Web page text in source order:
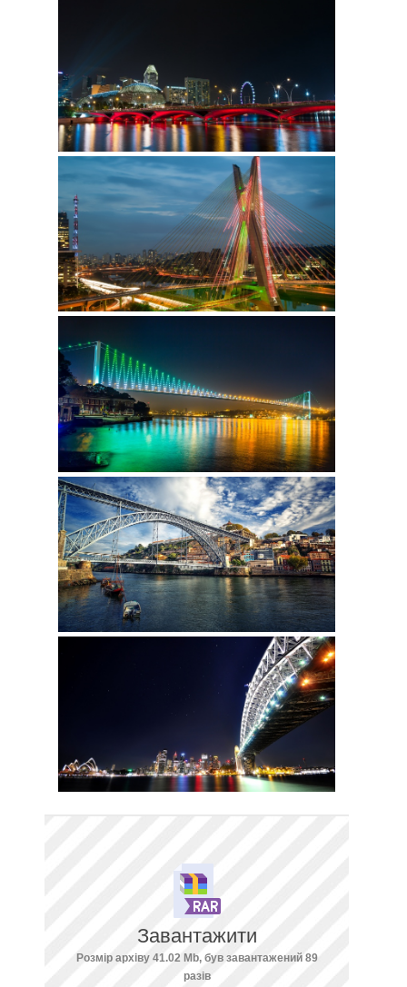
Завантажити
Розмір архіву 41.02 Mb, був завантажений 89
разів